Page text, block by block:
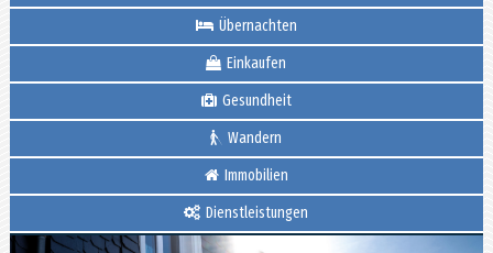
Übernachten
Einkaufen
Gesundheit
Wandern
Immobilien
Dienstleistungen